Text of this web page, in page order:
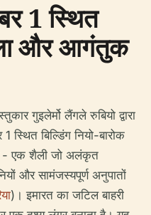
1 स्थित
और आगंतुक
गुइलेर्मो लैंगले रुबियो द्वारा
स्थित बिल्डिंग नियो-बारोक
- एक शैली जो अलंकृत
और सामंजस्यपूर्ण अनुपातों
)। इमारत का जटिल बाहरी